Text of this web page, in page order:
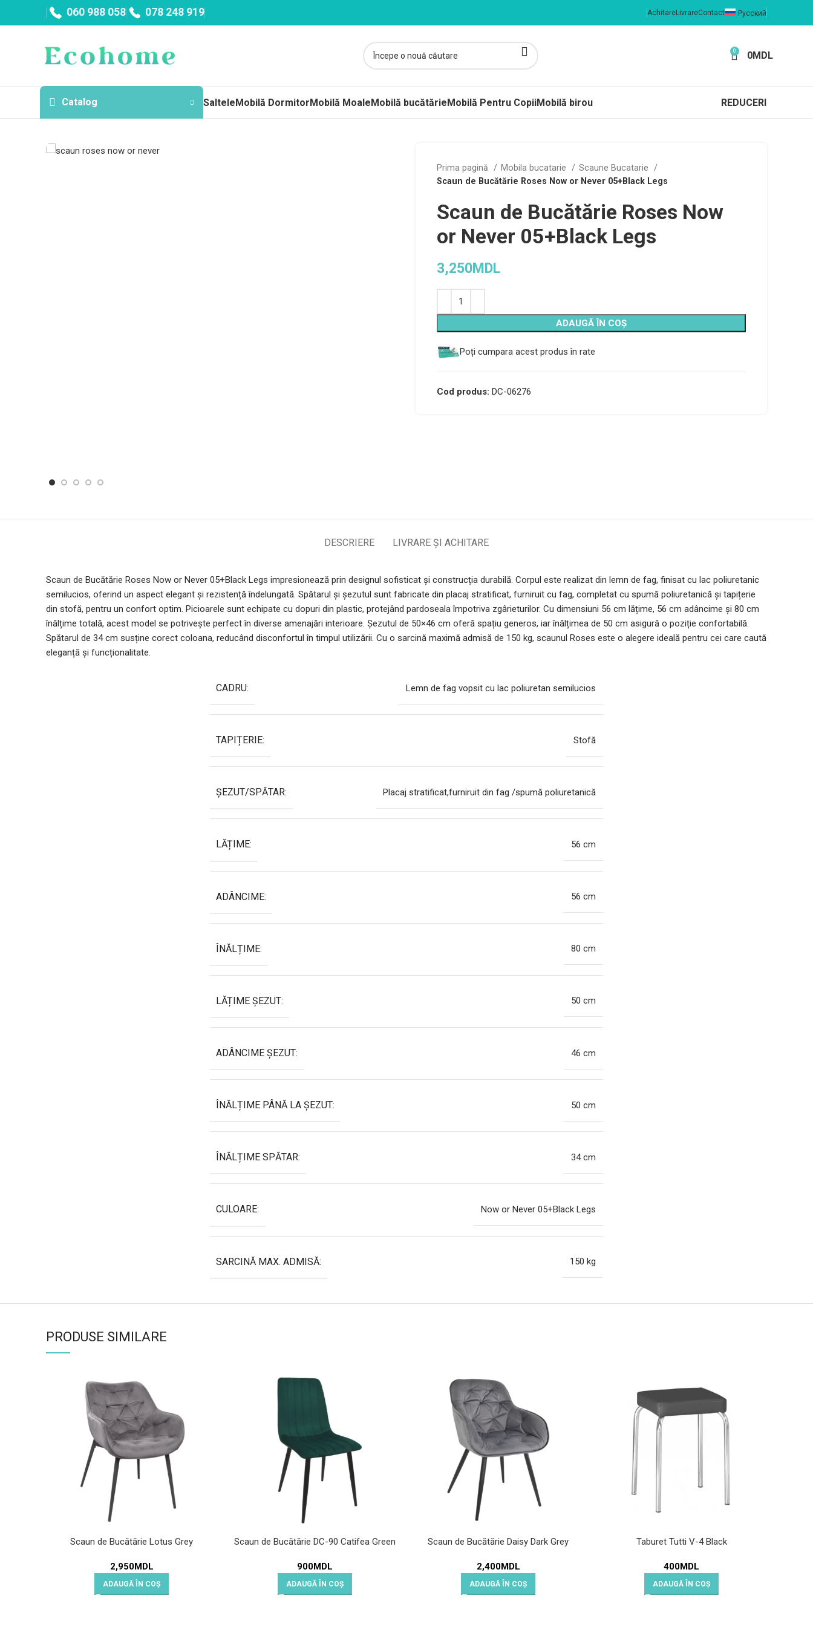
060 988 058 078 248 919 AchitareLivrareContact Русский
0 0MDL
Catalog SalteleMobilă DormitorMobilă MoaleMobilă bucătărieMobilă Pentru CopiiMobilă birou REDUCERI
Prima pagină Mobila bucatarie
Scaune Bucatarie
Scaun de Bucătărie Roses Now or Never 05+Black Legs
Scaun de Bucătărie Roses Now
or Never 05+Black Legs
3,250MDL
ADAUGĂ ÎN COȘ
Alternative:
Poți cumpara acest produs în rate
Cod produs: DC-06276
DESCRIERE LIVRARE ȘI ACHITARE
Scaun de Bucătărie Roses Now or Never 05+Black Legs impresionează prin designul sofisticat și construcția durabilă. Corpul este realizat din lemn de fag, finisat cu lac poliuretanic
semilucios, oferind un aspect elegant și rezistență îndelungată. Spătarul și șezutul sunt fabricate din placaj stratificat, furniruit cu fag, completat cu spumă poliuretanică și tapițerie
din stofă, pentru un confort optim. Picioarele sunt echipate cu dopuri din plastic, protejând pardoseala împotriva zgârieturilor. Cu dimensiuni 56 cm lățime, 56 cm adâncime și 80 cm
înălțime totală, acest model se potrivește perfect în diverse amenajări interioare. Șezutul de 50×46 cm oferă spațiu generos, iar înălțimea de 50 cm asigură o poziție confortabilă.
Spătarul de 34 cm susține corect coloana, reducând disconfortul în timpul utilizării. Cu o sarcină maximă admisă de 150 kg, scaunul Roses este o alegere ideală pentru cei care caută
eleganță și funcționalitate.
CADRU: Lemn de fag vopsit cu lac poliuretan semilucios
TAPIȚERIE: Stofă
ȘEZUT/SPĂTAR: Placaj stratificat,furniruit din fag /spumă poliuretanică
LĂȚIME: 56 cm
ADÂNCIME: 56 cm
ÎNĂLȚIME: 80 cm
LĂȚIME ȘEZUT: 50 cm
ADÂNCIME ȘEZUT: 46 cm
ÎNĂLȚIME PÂNĂ LA ȘEZUT: 50 cm
ÎNĂLȚIME SPĂTAR: 34 cm
CULOARE: Now or Never 05+Black Legs
SARCINĂ MAX. ADMISĂ: 150 kg
PRODUSE SIMILARE
Scaun de Bucătărie Lotus Grey
2,950MDL
ADAUGĂ ÎN COȘ
Scaun de Bucătărie DC-90 Catifea Green
900MDL
ADAUGĂ ÎN COȘ
Scaun de Bucătărie Daisy Dark Grey
2,400MDL
ADAUGĂ ÎN COȘ
Taburet Tutti V-4 Black
400MDL
ADAUGĂ ÎN COȘ